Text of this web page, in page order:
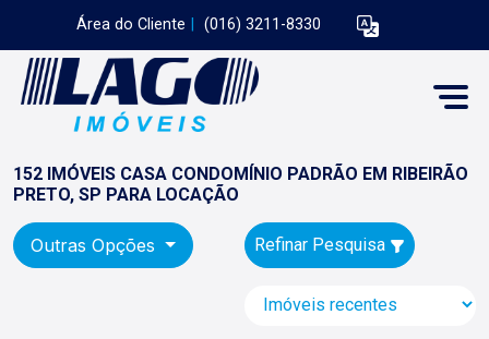
Área do Cliente (016) 3211-8330
152 IMÓVEIS CASA CONDOMÍNIO PADRÃO EM RIBEIRÃO
PRETO, SP PARA LOCAÇÃO
Outras Opções Refinar Pesquisa